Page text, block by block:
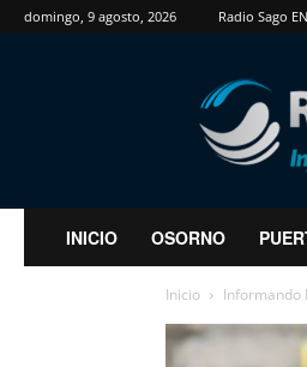
domingo, 9 agosto, 2026 Radio Sago
RadioSago
INICIO OSORNO
Inicio Informando